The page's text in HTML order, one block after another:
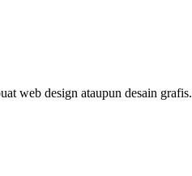
web design ataupun desain grafis.